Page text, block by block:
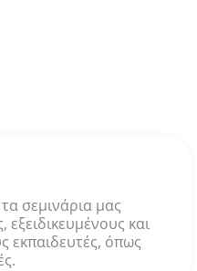
σεμινάρια μας
εξειδικευμένους και
εκπαιδευτές, όπως